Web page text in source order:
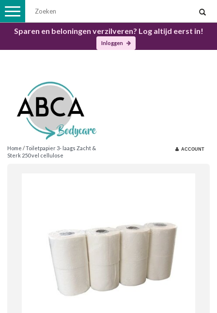
Sparen en beloningen verzilveren? Log altijd eerst in!
Inloggen
Toggle
navigation
Home /Toiletpapier 3- laags Zacht &
Sterk 250 vel cellulose
ACCOUNT